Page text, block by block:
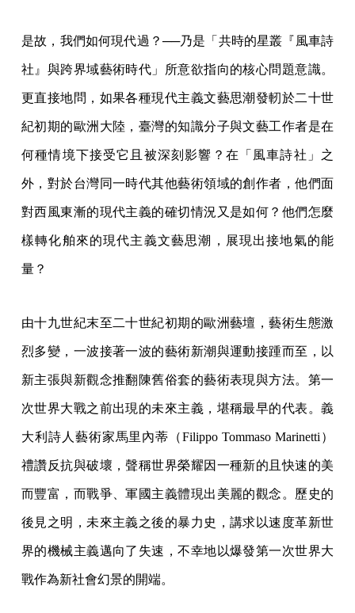
是故，我們如何現代過？──乃是「共時的星叢『風車詩
社』與跨界域藝術時代」所意欲指向的核心問題意識。
更直接地問，如果各種現代主義文藝思潮發軔於二十世
紀初期的歐洲大陸，臺灣的知識分子與文藝工作者是在
何種情境下接受它且被深刻影響？在「風車詩社」之
外，對於台灣同一時代其他藝術領域的創作者，他們面
對西風東漸的現代主義的確切情況又是如何？他們怎麼
樣轉化舶來的現代主義文藝思潮，展現出接地氣的能
量？
由十九世紀末至二十世紀初期的歐洲藝壇，藝術生態激
烈多變，一波接著一波的藝術新潮與運動接踵而至，以
新主張與新觀念推翻陳舊俗套的藝術表現與方法。第一
次世界大戰之前出現的未來主義，堪稱最早的代表。義
大利詩人藝術家馬里內蒂（Filippo Tommaso Marinetti）
禮讚反抗與破壞，聲稱世界榮耀因一種新的且快速的美
而豐富，而戰爭、軍國主義體現出美麗的觀念。歷史的
後見之明，未來主義之後的暴力史，講求以速度革新世
界的機械主義邁向了失速，不幸地以爆發第一次世界大
戰作為新社會幻景的開端。